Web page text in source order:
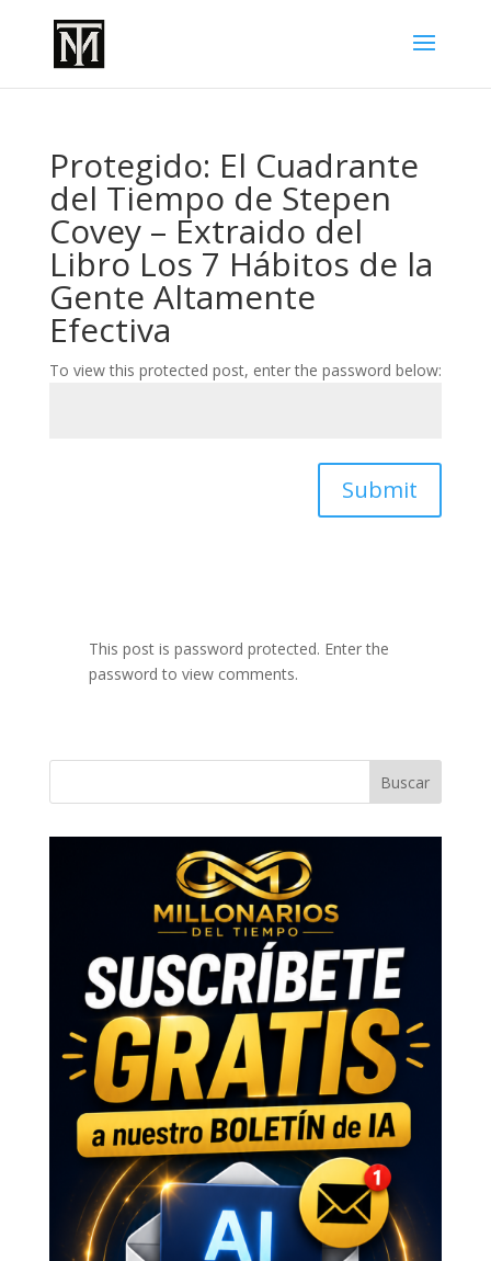
Protegido: El Cuadrante
del Tiempo de Stepen
Covey – Extraido del
Libro Los 7 Hábitos de la
Gente Altamente
Efectiva
To view this protected post, enter the password below:
Submit
This post is password protected. Enter the
password to view comments.
Buscar